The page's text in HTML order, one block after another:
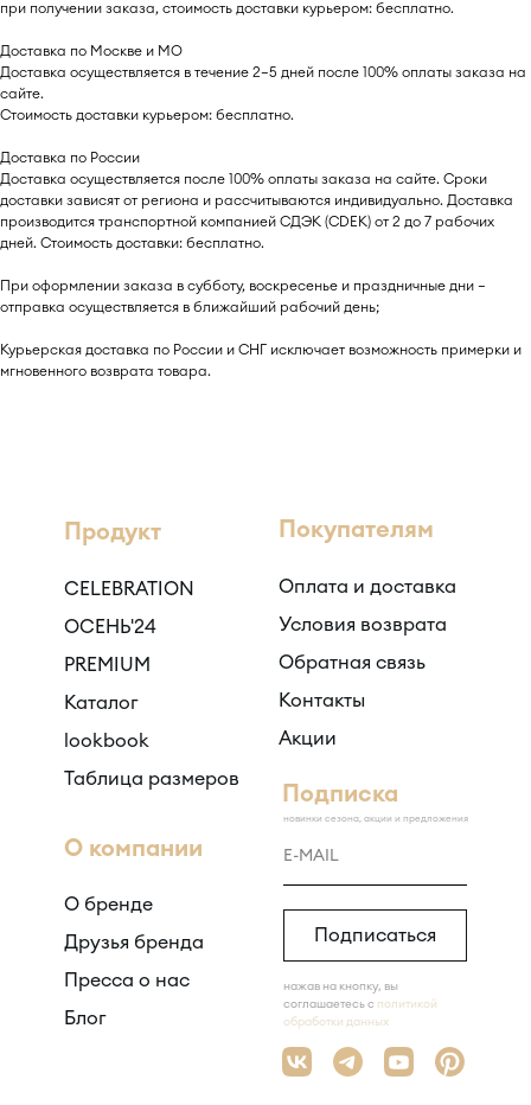
при получении заказа, стоимость доставки курьером: бесплатно.
Доставка по Москве и МО
Доставка осуществляется в течение 2–5 дней после 100% оплаты заказа на
сайте.
Стоимость доставки курьером: бесплатно.
Доставка по России
Доставка осуществляется после 100% оплаты заказа на сайте. Сроки
доставки зависят от региона и рассчитываются индивидуально. Доставка
производится транспортной компанией СДЭК (CDEK) от 2 до 7 рабочих
дней. Стоимость доставки: бесплатно.
При оформлении заказа в субботу, воскресенье и праздничные дни —
отправка осуществляется в ближайший рабочий день;
Курьерская доставка по России и СНГ исключает возможность примерки и
мгновенного возврата товара.
Продукт
CELEBRATION
ОСЕНЬ'24
PREMIUM
Каталог
lookbook
Таблица размеров
Покупателям
Оплата и доставка
Условия возврата
Обратная связь
Контакты
Акции
О бренде
Друзья бренда
Пресса о нас
Блог
О компании
Подписаться
Подписка
нажав на кнопку, вы
соглашаетесь с политикой
обработки данных
новинки сезона, акции и предложения